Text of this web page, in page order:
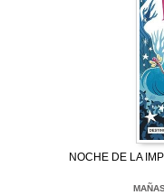
NOCHE DE LA